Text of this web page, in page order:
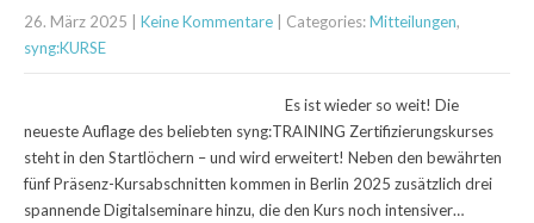
26. März 2025 Keine Kommentare | Categories:Mitteilungen,
syng:KURSE
Es ist wieder so weit! Die
neueste Auflage des beliebten syng:TRAINING Zertifizierungskurses
steht in den Startlöchern – und wird erweitert! Neben den bewährten
fünf Präsenz-Kursabschnitten kommen in Berlin 2025 zusätzlich drei
spannende Digitalseminare hinzu, die den Kurs noch intensiver…